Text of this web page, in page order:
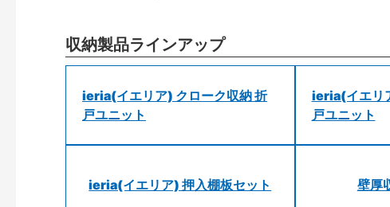
収納製品ラインアップ
ieria(イエリア) クローク収納 折
戸ユニット
ieria(イエリ
戸ユニット
ieria(イエリア) 押入棚板セット 壁厚